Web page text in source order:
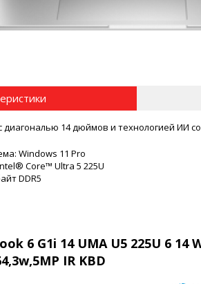
диагональю 14 дюймов и технологией ИИ
Windows 11 Pro
Core™ Ultra 5 225U
DDR5
6 G1i 14 UMA U5 225U 6 14
IR KBD